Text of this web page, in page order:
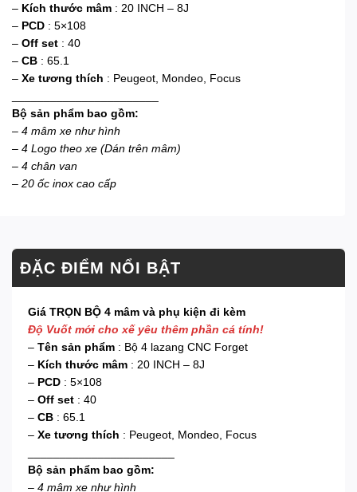
– Kích thước mâm : 20 INCH – 8J
– PCD : 5×108
– Off set : 40
– CB : 65.1
– Xe tương thích : Peugeot, Mondeo, Focus
Bộ sản phẩm bao gồm:
– 4 mâm xe như hình
– 4 Logo theo xe (Dán trên mâm)
– 4 chân van
– 20 ốc inox cao cấp
ĐẶC ĐIỂM NỔI BẬT
Giá TRỌN BỘ 4 mâm và phụ kiện đi kèm
Độ Vuốt mới cho xế yêu thêm phần cá tính!
– Tên sản phẩm : Bộ 4 lazang CNC Forget
– Kích thước mâm : 20 INCH – 8J
– PCD : 5×108
– Off set : 40
– CB : 65.1
– Xe tương thích : Peugeot, Mondeo, Focus
Bộ sản phẩm bao gồm:
– 4 mâm xe như hình